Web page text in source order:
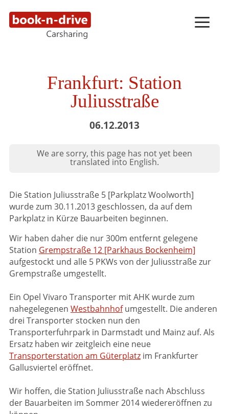
Frankfurt: Station
Juliusstraße
06.12.2013
We are sorry, this page has not yet been
translated into English.
Die Station Juliusstraße 5 [Parkplatz Woolworth]
wurde zum 30.11.2013 geschlossen, da auf dem
Parkplatz in Kürze Bauarbeiten beginnen.
Wir haben daher die nur 300m entfernt gelegene
Station Grempstraße 12 [Parkhaus Bockenheim]
aufgestockt und alle 5 PKWs von der Juliusstraße zur
Grempstraße umgestellt.
Ein Opel Vivaro Transporter mit AHK wurde zum
nahegelegenen Westbahnhofumgestellt. Die anderen
drei Transporter stocken nun den
Transporterfuhrpark in Darmstadt und Mainz auf. Als
Ersatz haben wir zeitgleich eine neue
Transporterstation am Güterplatzim Frankfurter
Gallusviertel eröffnet.
Wir hoffen, die Station Juliusstraße nach Abschluss
der Bauarbeiten im Sommer 2014 wiedereröffnen zu